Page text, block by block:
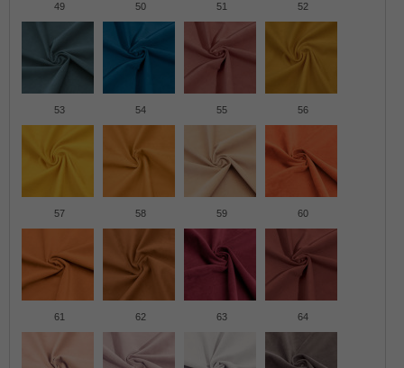
49 50 51 52
53 54 55 56
57 58 59 60
61 62 63 64